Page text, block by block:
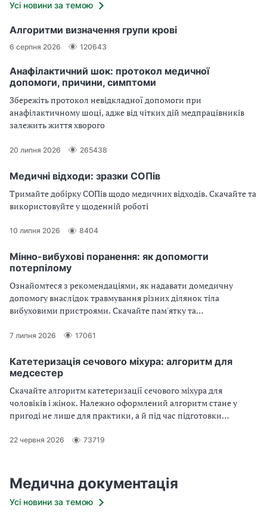
Усі новини за темою
Алгоритми визначення групи крові
6 серпня 2026 120643
Анафілактичний шок: протокол медичної
допомоги, причини, симптоми
Збережіть протокол невідкладної допомоги при
анафілактичному шоці, адже від чітких дій медпрацівників
залежить життя хворого
20 липня 2026 265438
Медичні відходи: зразки СОПів
Тримайте добірку СОПів щодо медичних відходів. Скачайте та
використовуйте у щоденній роботі
10 липня 2026 8404
Мінно-вибухові поранення: як допомогти
потерпілому
Ознайомтеся з рекомендаціями, як надавати домедичну
допомогу внаслідок травмування різних ділянок тіла
вибуховими пристроями. Скачайте пам'ятку та
7 липня 2026 17061
Катетеризація сечового міхура: алгоритм для
медсестер
Скачайте алгоритм катетеризації сечового міхура для
чоловіків і жінок. Належно оформлений алгоритм стане у
пригоді не лише для практики, а й під час підготовки
22 червня 2026 73719
Медична документація
Усі новини за темою